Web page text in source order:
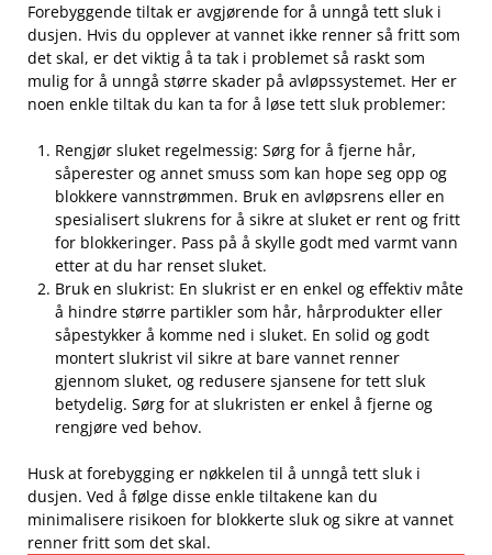
Forebyggende tiltak er avgjørende for ⁣å unngå tett sluk ⁣i
⁣dusjen. Hvis du opplever at vannet⁤ ikke⁣ renner så ⁤fritt som
det‍ skal, er ‌det viktig ‍å‌ ta tak i problemet⁤ så raskt som
mulig for‍ å unngå større ⁢skader ⁢på avløpssystemet.‍ Her er⁣
noen⁤ enkle tiltak du kan⁤ ta for å løse tett sluk problemer:
Rengjør⁣ sluket regelmessig: Sørg for å fjerne ‍hår,
såperester og annet smuss som kan hope seg opp og‌
blokkere vannstrømmen. Bruk ⁤en avløpsrens eller en
spesialisert slukrens for å sikre⁢ at sluket er rent og fritt
‌for blokkeringer. Pass på å skylle godt​ med varmt vann
etter at ‍du har ‍renset sluket.
Bruk ⁢en slukrist: En slukrist​ er en enkel og effektiv⁢ måte
å hindre større partikler‍ som hår, hårprodukter eller ​
såpestykker å komme ned i ‍sluket. En ⁤solid ‌og godt
montert‍ slukrist vil sikre at bare ⁤vannet renner
gjennom sluket, og‌ redusere sjansene for tett sluk
betydelig. Sørg⁤ for at slukristen er enkel å fjerne og⁣
rengjøre ved​ behov.
Husk at forebygging er ‍nøkkelen⁤ til å‍ unngå ‍tett⁣ sluk i
dusjen. Ved​ å‌ følge disse enkle tiltakene​ kan‌ du
minimalisere risikoen⁤ for‍ blokkerte sluk og​ sikre at vannet
renner fritt som det⁢ skal.